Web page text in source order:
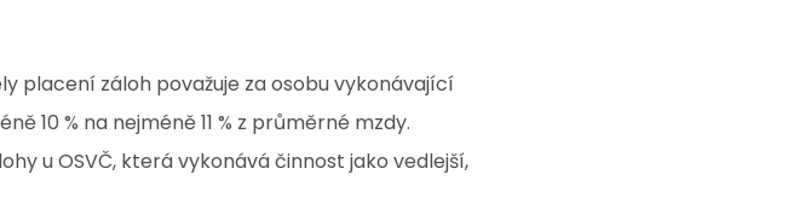
placení záloh považuje za osobu vykonávající
10 % na nejméně 11 % z průměrné mzdy.
u OSVČ, která vykonává činnost jako vedlejší,